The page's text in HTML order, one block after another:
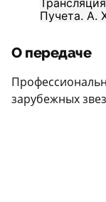
О передаче
зарубежных